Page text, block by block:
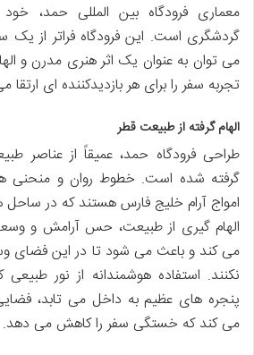
معماری فرودگاه بین المللی حمد،
گردشگری است. این فرودگاه فراتر از یک
می توان به عنوان یک اثر هنری مدرن و
تجربه سفر را برای هر بازدیدکننده ای
الهام گرفته از طبیعت قطر
طراحی فرودگاه حمد، عمیقاً از عناصر
گرفته شده است. خطوط روان و منحنی
امواج آرام خلیج فارس هستند که در
الهام گیری از طبیعت، حس آرامش و
می کند و باعث می شود تا در این
نکنند. استفاده هوشمندانه از نور
پنجره های عظیم به داخل می تابد،
می کند که خستگی سفر را کاهش می دهد.